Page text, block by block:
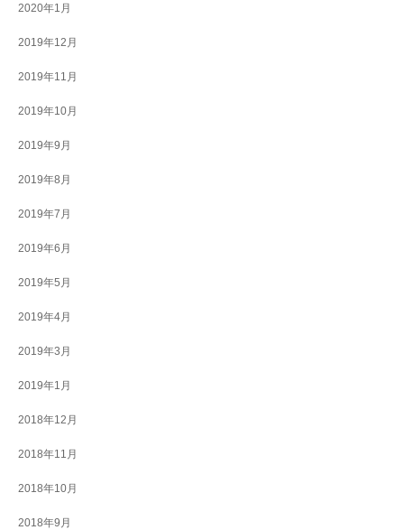
2020年1月
2019年12月
2019年11月
2019年10月
2019年9月
2019年8月
2019年7月
2019年6月
2019年5月
2019年4月
2019年3月
2019年1月
2018年12月
2018年11月
2018年10月
2018年9月